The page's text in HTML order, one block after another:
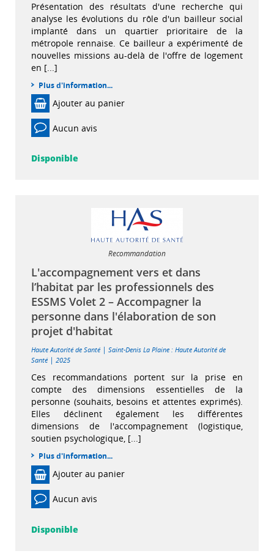
Présentation des résultats d'une recherche qui
analyse les évolutions du rôle d'un bailleur social
implanté dans un quartier prioritaire de la
métropole rennaise. Ce bailleur a expérimenté de
nouvelles missions au-delà de l'offre de logement
en [...]
Plus d'information...
Ajouter au panier
Aucun avis
Disponible
Recommandation
L'accompagnement vers et dans
l’habitat par les professionnels des
ESSMS Volet 2 – Accompagner la
personne dans l'élaboration de son
projet d'habitat
Haute Autorité de Santé | Saint-Denis La Plaine : Haute Autorité de
Santé | 2025
Ces recommandations portent sur la prise en
compte des dimensions essentielles de la
personne (souhaits, besoins et attentes exprimés).
Elles déclinent également les différentes
dimensions de l'accompagnement (logistique,
soutien psychologique, [...]
Plus d'information...
Ajouter au panier
Aucun avis
Disponible